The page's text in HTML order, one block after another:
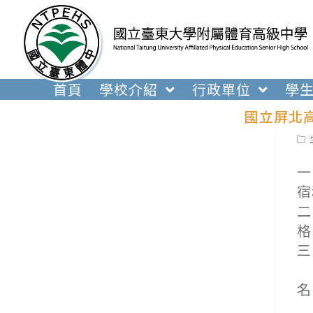
內
首頁 學校介紹 行政單位 學
國立屏北